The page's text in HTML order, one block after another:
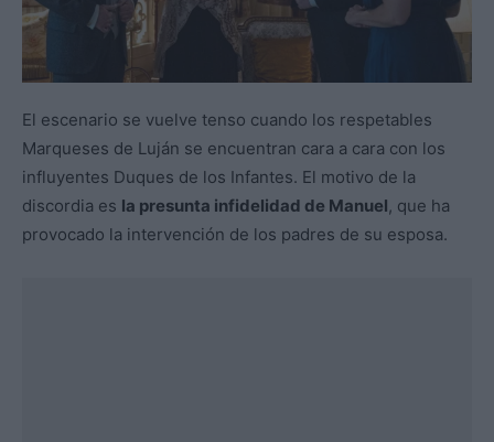
El escenario se vuelve tenso cuando los respetables
Marqueses de Luján se encuentran cara a cara con los
influyentes Duques de los Infantes. El motivo de la
discordia es la presunta infidelidad de Manuel, que ha
provocado la intervención de los padres de su esposa.